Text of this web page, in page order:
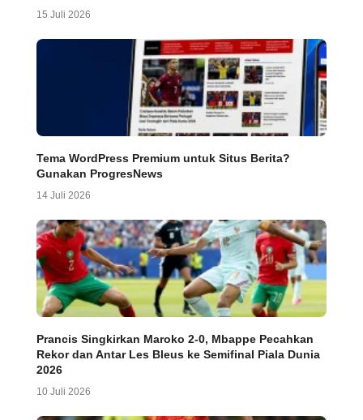
15 Juli 2026
Tema WordPress Premium untuk Situs Berita?
Gunakan ProgresNews
14 Juli 2026
Prancis Singkirkan Maroko 2-0, Mbappe Pecahkan
Rekor dan Antar Les Bleus ke Semifinal Piala Dunia
2026
10 Juli 2026